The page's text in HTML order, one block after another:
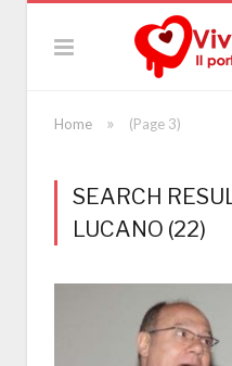
Home » (Page 3)
SEARCH
LUCANO (22)